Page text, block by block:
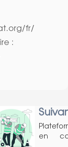
fr/
:
en